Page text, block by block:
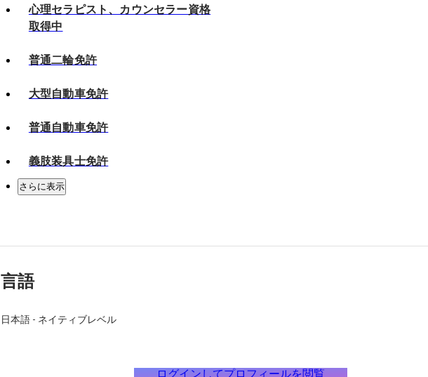
心理セラピスト、カウンセラー資格
取得中
普通二輪免許
大型自動車免許
普通自動車免許
義肢装具士免許
さらに表示
言語
日本語- ネイティブレベル
ログインしてプロフィールを閲覧